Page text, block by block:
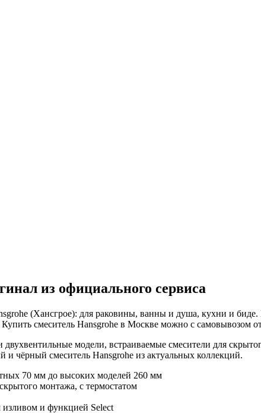
из официального сервиса
(Хансгрое): для раковины, ванны и душа, кухни и
смеситель Hansgrohe в Москве можно с самовывозом
модели, встраиваемые смесители для
чёрный смеситель Hansgrohe из актуальных коллекций.
70 мм до высоких моделей 260 мм
монтажа, с термостатом
и функцией Select